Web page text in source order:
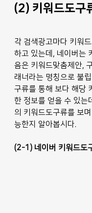
(2) 키워드도구
각 검색광고마다 키워
하고 있는데, 네이버는
음은 키워드맞춤제안,
래너라는 명칭으로 불
구류를 통해 보다 해당
한 정보를 얻을 수 있는
의 키워드도구류를 보
능한지 알아봅시다.
(2-1) 네이버 키워드도